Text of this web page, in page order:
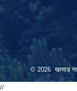
© 2026 खत्याड
//